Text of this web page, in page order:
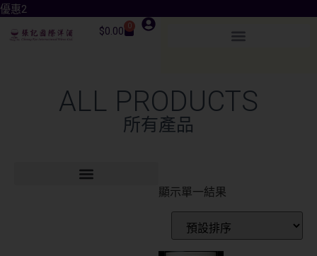
優惠2
$0.00 0
ALL PRODUCTS
所有產品
顯示單一結果